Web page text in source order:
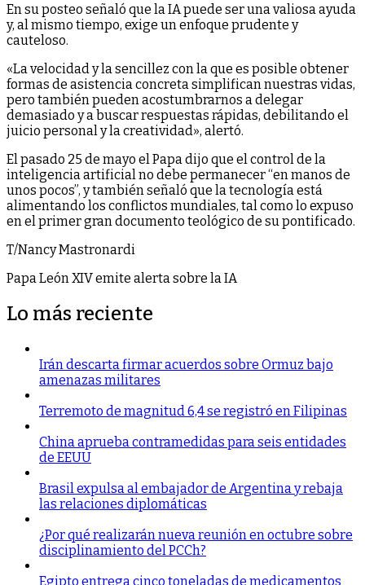
En su posteo señaló que la IA puede ser una valiosa ayuda
y, al mismo tiempo, exige un enfoque prudente y
cauteloso.
«La velocidad y la sencillez con la que es posible obtener
formas de asistencia concreta simplifican nuestras vidas,
pero también pueden acostumbrarnos a delegar
demasiado y a buscar respuestas rápidas, debilitando el
juicio personal y la creatividad», alertó.
El pasado 25 de mayo el Papa dijo que el control de la
inteligencia artificial no debe permanecer “en manos de
unos pocos”, y también señaló que la tecnología está
alimentando los conflictos mundiales, tal como lo expuso
en el primer gran documento teológico de su pontificado.
T/Nancy Mastronardi
Papa León XIV emite alerta sobre la IA
Lo más reciente
Irán descarta firmar acuerdos sobre Ormuz bajo
amenazas militares
Terremoto de magnitud 6,4 se registró en Filipinas
China aprueba contramedidas para seis entidades
de EEUU
Brasil expulsa al embajador de Argentina y rebaja
las relaciones diplomáticas
¿Por qué realizarán nueva reunión en octubre sobre
disciplinamiento del PCCh?
Egipto entrega cinco toneladas de medicamentos